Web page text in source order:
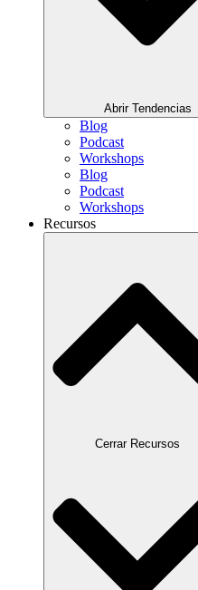
Abrir Tendencias
Blog
Podcast
Workshops
Blog
Podcast
Workshops
Recursos
Cerrar Recursos